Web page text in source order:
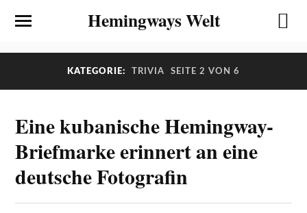
Hemingways Welt
KATEGORIE: TRIVIA SEITE 2 VON 6
Eine kubanische Hemingway-
Briefmarke erinnert an eine
deutsche Fotografin